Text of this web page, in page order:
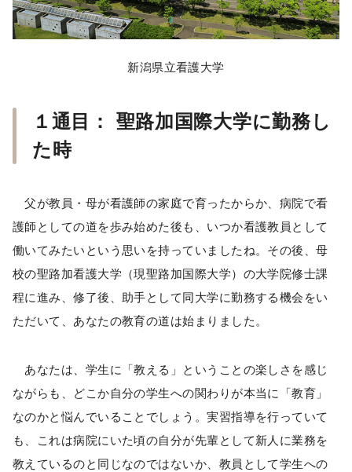
新潟県立看護大学
１通目： 聖路加国際大学に勤務し
た時
父が教員・母が看護師の家庭で育ったからか、病院で看
護師としての道を歩み始めた後も、いつか看護教員として
働いてみたいという思いを持っていましたね。その後、母
校の聖路加看護大学（現聖路加国際大学）の大学院修士課
程に進み、修了後、助手として同大学に勤務する機会をい
ただいて、あなたの教育の道は始まりました。
あなたは、学生に「教える」ということの楽しさを感じ
ながらも、どこか自分の学生への関わりが本当に「教育」
なのかと悩んでいることでしょう。実習指導を行っていて
も、これは病院にいた頃の自分が先輩として新人に業務を
教えているのと同じなのではないか、教員として学生への